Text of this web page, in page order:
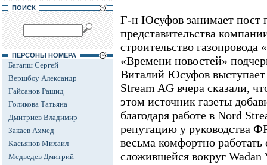
ПОИСК
ПЕРСОНЫ НОМЕРА
Багапш Сергей
Вершбоу Александр
Гайсанов Рашид
Голикова Татьяна
Дмитриев Владимир
Закаев Ахмед
Касьянов Михаил
Медведев Дмитрий
Г-н Юсуфов занимает пост
представительства
строительство
«Времени новостей»
Виталий Юсуфов выступает
Stream AG вчера сказали,
этом источник газеты
благодаря работе в Nord
репутацию у руководства
весьма комфортно
сложившейся вокруг